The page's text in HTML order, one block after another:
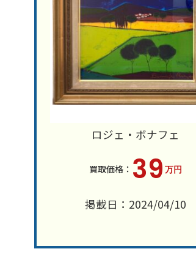
ロジェ・ボナフェ
39 万円
掲載日：2024/04/10